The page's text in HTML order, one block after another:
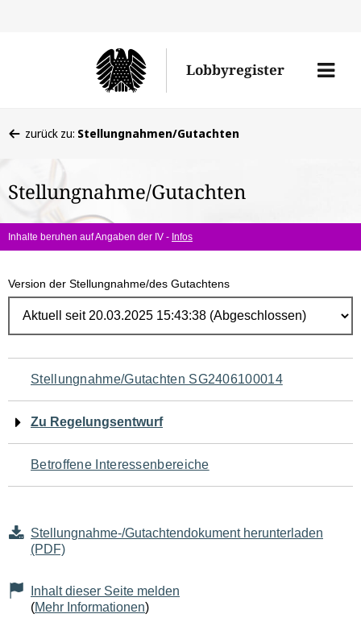
Lobbyregister
Menü
befinden
hier:
zurück zu: Stellungnahmen/Gutachten
Stellungnahme/Gutachten
Inhalte beruhen auf Angaben der IV - Infos
Version der Stellungnahme/des Gutachtens
Navigation
für
den
Seiteninhalt
Stellungnahme/Gutachten SG2406100014
Zu Regelungsentwurf
Betroffene Interessenbereiche
Stellungnahme-/Gutachtendokument herunterladen
(PDF)
Inhalt dieser Seite melden
(Mehr Informationen)